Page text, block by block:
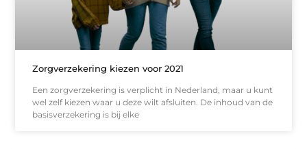
Zorgverzekering kiezen voor 2021
Een zorgverzekering is verplicht in Nederland, maar u kunt
wel zelf kiezen waar u deze wilt afsluiten. De inhoud van de
basisverzekering is bij elke